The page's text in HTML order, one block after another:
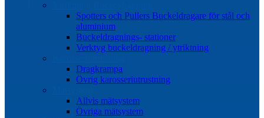
Spotters och Pullers Buckeldragare för stål och
aluminium
Buckeldragnings- stationer
Verktyg buckeldragning / ytriktning
Dragkrampa
Övrig karosseriutrustning
Allvis mätsystem
Övriga mätsystem